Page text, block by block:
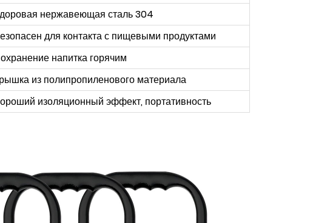
нержавеющая сталь 304
для контакта с пищевыми продуктами
напитка горячим
из полипропиленового материала
изоляционный эффект, портативность